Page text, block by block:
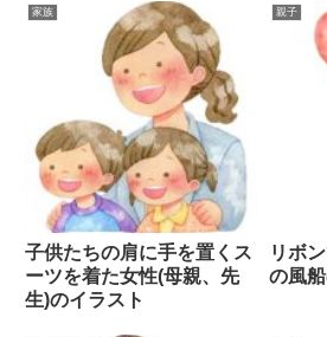
家族
子供たちの肩に手を置くス
ーツを着た女性(母親、先
生)のイラスト
親子
リボ
の風